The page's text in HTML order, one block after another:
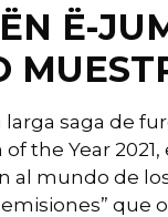
Ë-
saga de
the Year
al mundo de
que